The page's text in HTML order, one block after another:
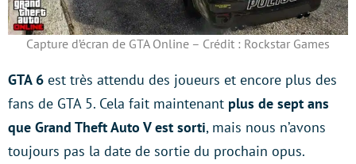
Capture d’écran de GTA Online – Crédit : Rockstar Games
GTA 6 est très attendu des joueurs et encore plus des
fans de GTA 5. Cela fait maintenant plus de sept ans
que Grand Theft Auto V est sorti, mais nous n’avons
toujours pas la date de sortie du prochain opus.